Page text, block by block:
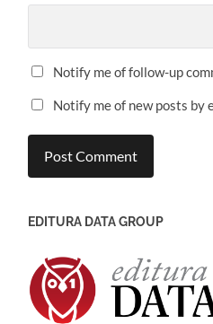
Notify me of follow-up
Notify me of new posts by
EDITURA DATA GROUP